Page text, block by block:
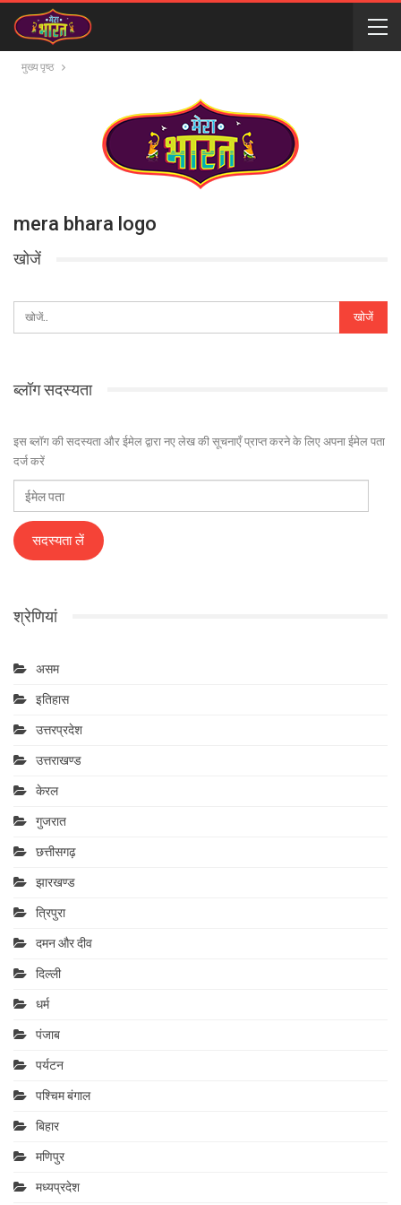
मुख्य पृष्ठ
mera bhara logo
खोजें
ब्लॉग सदस्यता
इस ब्लॉग की सदस्यता और ईमेल द्वारा नए लेख की सूचनाएँ प्राप्त करने के लिए अपना ईमेल पता
दर्ज करें
ईमेल
पता
सदस्यता लें
श्रेणियां
असम
इतिहास
उत्तरप्रदेश
उत्तराखण्ड
केरल
गुजरात
छत्तीसगढ़
झारखण्ड
त्रिपुरा
दमन और दीव
दिल्ली
धर्म
पंजाब
पर्यटन
पश्चिम बंगाल
बिहार
मणिपुर
मध्यप्रदेश